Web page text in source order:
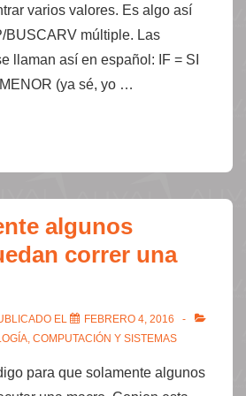
varios valores. Es algo así
BUSCARV múltiple. Las
llaman así en español: IF = SI
(ya sé, yo …
algunos
correr una
EL
FEBRERO 4, 2016
COMPUTACIÓN Y SISTEMAS
para que solamente algunos